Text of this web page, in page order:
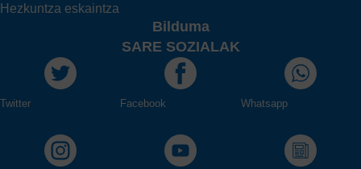
Hezkuntza eskaintza
Bilduma
SARE SOZIALAK
Twitter Facebook Whatsapp